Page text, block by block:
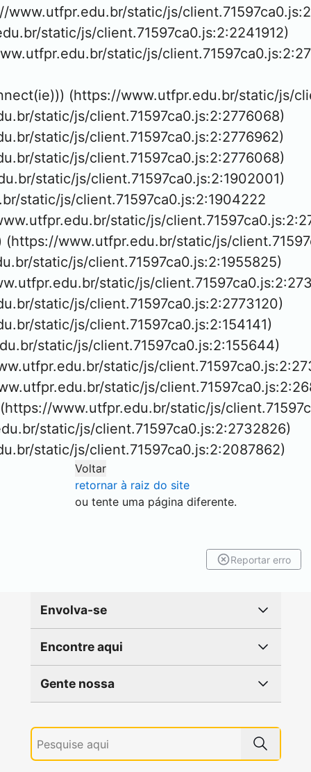
www.utfpr.edu.br/static/js/
static/js/client.71597ca0.js:2:2241912)
static/js/
(https://www.utfpr.edu.br/static/
static/js/client.71597ca0.js:2:2776068)
static/js/client.71597ca0.js:2:2776962)
static/js/client.71597ca0.js:2:2776068)
static/js/client.71597ca0.js:2:1902001)
static/js/client.71597ca0.js:2:1904222
static/js/
(https://www.utfpr.edu.br/static/js/
static/js/client.71597ca0.js:2:1955825)
static/js/
static/js/client.71597ca0.js:2:2773120)
static/js/client.71597ca0.js:2:154141)
static/js/client.71597ca0.js:2:155644)
static/js/
static/js/
www.utfpr.edu.br/static/js/
static/js/client.71597ca0.js:2:2732826)
static/js/client.71597ca0.js:2:2087862)
Voltar
retornar à raiz do site
ou tente uma página diferente.
Reportar erro
Envolva-se
Encontre aqui
Gente nossa